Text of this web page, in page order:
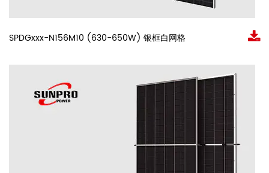
SPDGxxx-N156M10 (630-650W) 银框白网格